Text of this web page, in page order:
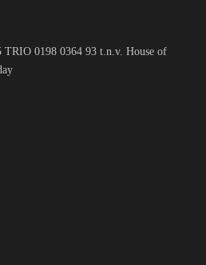
0198 0364 93 t.n.v. House of